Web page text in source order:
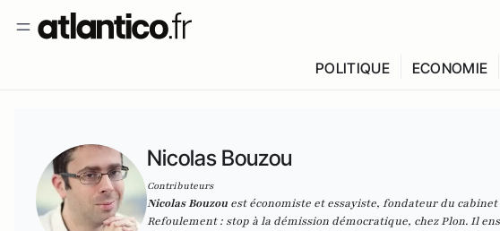
POLITIQUE ECONOMIE
Nicolas Bouzou
Contributeurs
Nicolas Bouzou est économiste et essayiste, fondateur du
Refoulement : stop à la démission démocratique, chez Plon. Il